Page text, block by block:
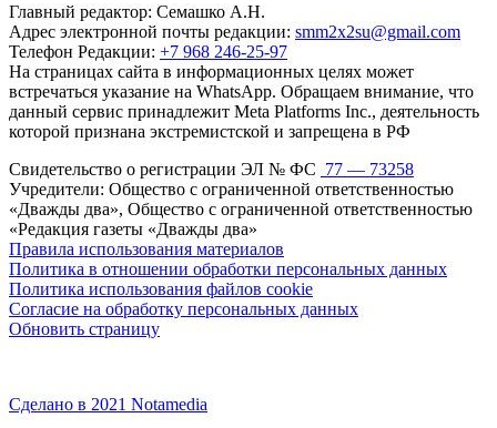
Главный редактор: Семашко А.Н.
Адрес электронной почты редакции: smm2x2su@gmail.com
Телефон Редакции: +7 968 246-25-97
На страницах сайта в информационных целях может
встречаться указание на WhatsApp. Обращаем внимание, что
данный сервис принадлежит Meta Platforms Inc., деятельность
которой признана экстремистской и запрещена в РФ
Свидетельство о регистрации ЭЛ № ФС 77 — 73258
Учредители: Общество с ограниченной ответственностью
«Дважды два», Общество с ограниченной ответственностью
«Редакция газеты «Дважды два»
Правила использования материалов
Политика в отношении обработки персональных данных
Политика использования файлов cookie
Согласие на обработку персональных данных
Обновить страницу
Сделано в 2021 Notamedia